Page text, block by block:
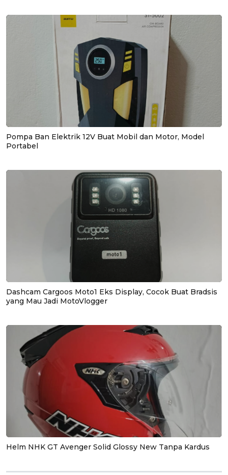
Pompa Ban Elektrik 12V Buat Mobil dan Motor, Model
Portabel
Dashcam Cargoos Moto1 Eks Display, Cocok Buat Bradsis
yang Mau Jadi MotoVlogger
Helm NHK GT Avenger Solid Glossy New Tanpa Kardus